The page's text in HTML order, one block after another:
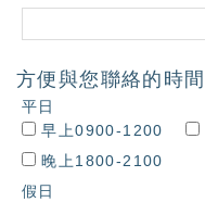
方便與您聯絡的時間
平日
早上0900-1200
晚上1800-2100
假日